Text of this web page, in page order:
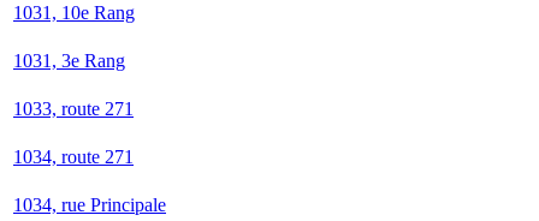
1031, 10e Rang
1031, 3e Rang
1033, route 271
1034, route 271
1034, rue Principale